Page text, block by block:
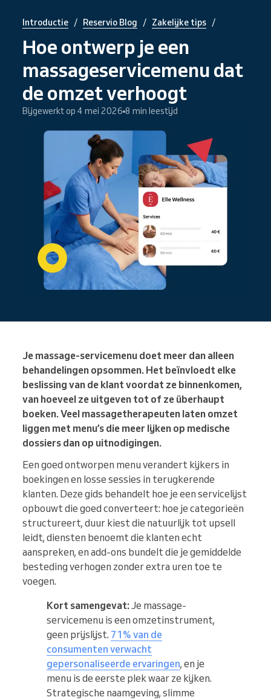
Introductie / Reservio Blog / Zakelijke tips /
Hoe ontwerp je een
massageservicemenu dat
de omzet verhoogt
Bijgewerkt op 4 mei 2026 8 min leestijd
Je massage-servicemenu doet meer dan alleen
behandelingen opsommen. Het beïnvloedt elke
beslissing van de klant voordat ze binnenkomen,
van hoeveel ze uitgeven tot of ze überhaupt
boeken. Veel massagetherapeuten laten omzet
liggen met menu’s die meer lijken op medische
dossiers dan op uitnodigingen.
Een goed ontworpen menu verandert kijkers in
boekingen en losse sessies in terugkerende
klanten. Deze gids behandelt hoe je een servicelijst
opbouwt die goed converteert: hoe je categorieën
structureert, duur kiest die natuurlijk tot upsell
leidt, diensten benoemt die klanten echt
aanspreken, en add-ons bundelt die je gemiddelde
besteding verhogen zonder extra uren toe te
voegen.
Kort samengevat:Je massage-
servicemenu is een omzetinstrument,
geen prijslijst. 71% van de
consumenten verwacht
gepersonaliseerde ervaringen, en je
menu is de eerste plek waar ze kijken.
Strategische naamgeving, slimme